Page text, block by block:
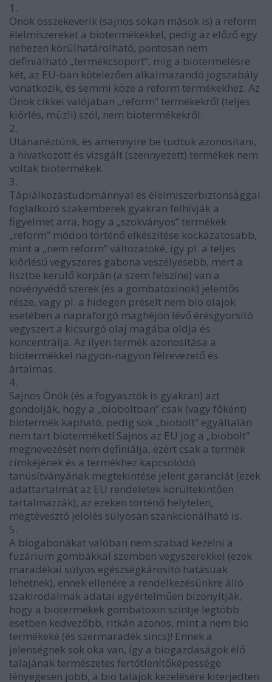
1.
Önök összekeverik (sajnos sokan mások is) a reform
élelmiszereket a biotermékekkel, pedig az előző egy
nehezen körülhatárolható, pontosan nem
definiálható „termékcsoport”, míg a biotermelésre
két, az EU-ban kötelezően alkalmazandó jogszabály
vonatkozik, és semmi köze a reform termékekhez. Az
Önök cikkei valójában „reform” termékekről (teljes
kiőrlés, müzli) szól, nem biotermékekről.
2.
Utánanéztünk, és amennyire be tudtuk azonosítani,
a hivatkozott és vizsgált (szennyezett) termékek nem
voltak biotermékek.
3.
Táplálkozástudománnyal és élelmiszerbiztonsággal
foglalkozó szakemberek gyakran felhívják a
figyelmet arra, hogy a „szokványos” termékek
„reform” módon történő elkészítése kockázatosabb,
mint a „nem reform” változatoké, így pl. a teljes
kiőrlésű vegyszeres gabona veszélyesebb, mert a
lisztbe kerülő korpán (a szem felszíne) van a
növényvédő szerek (és a gombatoxinok) jelentős
része, vagy pl. a hidegen préselt nem bio olajok
esetében a napraforgó maghéjon lévő érésgyorsító
vegyszert a kicsurgó olaj magába oldja és
koncentrálja. Az ilyen termék azonosítása a
biotermékkel nagyon-nagyon félrevezető és
ártalmas.
4.
Sajnos Önök (és a fogyasztók is gyakran) azt
gondolják, hogy a „bioboltban” csak (vagy főként)
biotermék kapható, pedig sok „biobolt” egyáltalán
nem tart bioterméket! Sajnos az EU jog a „biobolt”
megnevezését nem definiálja, ezért csak a termék
címkéjének és a termékhez kapcsolódó
tanúsítványának megtekintése jelent garanciát (ezek
adattartalmát az EU rendeletek körültekintően
tartalmazzák), az ezeken történő helytelen,
megtévesztő jelölés súlyosan szankcionálható is.
5.
A biogabonákat valóban nem szabad kezelni a
fuzárium gombákkal szemben vegyszerekkel (ezek
maradékai súlyos egészségkárosító hatásúak
lehetnek), ennek ellenére a rendelkezésünkre álló
szakirodalmak adatai egyértelműen bizonyítják,
hogy a biotermékek gombatoxin szintje legtöbb
esetben kedvezőbb, ritkán azonos, mint a nem bio
termékeké (és szermaradék sincs)! Ennek a
jelenségnek sok oka van, így a biogazdaságok élő
talajának természetes fertőtlenítőképessége
lényegesen jobb, a bio talajok kezelésére kiterjedten